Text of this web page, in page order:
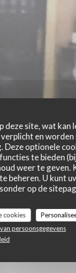
site, wat kan
en
optionele
te bieden
weer te geven.
beheren. U kunt
op de
cookies
persoonsgegevens